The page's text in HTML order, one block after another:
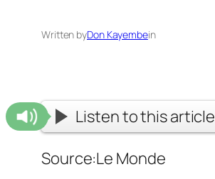
Written byDon Kayembein
Listen to this article
Source:Le Monde